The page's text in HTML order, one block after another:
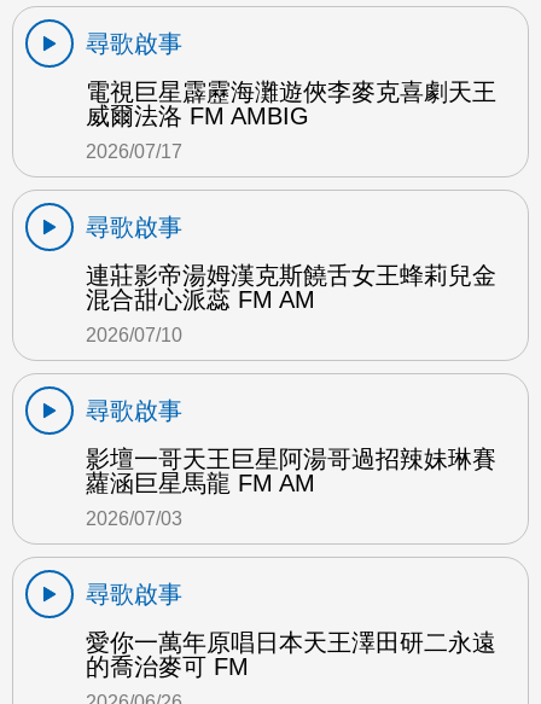
尋歌啟事
電視巨星霹靂海灘遊俠李麥克喜劇天王
威爾法洛 FM AMBIG
2026/07/17
尋歌啟事
連莊影帝湯姆漢克斯饒舌女王蜂莉兒金
混合甜心派蕊 FM AM
2026/07/10
尋歌啟事
影壇一哥天王巨星阿湯哥過招辣妹琳賽
蘿涵巨星馬龍 FM AM
2026/07/03
尋歌啟事
愛你一萬年原唱日本天王澤田研二永遠
的喬治麥可 FM